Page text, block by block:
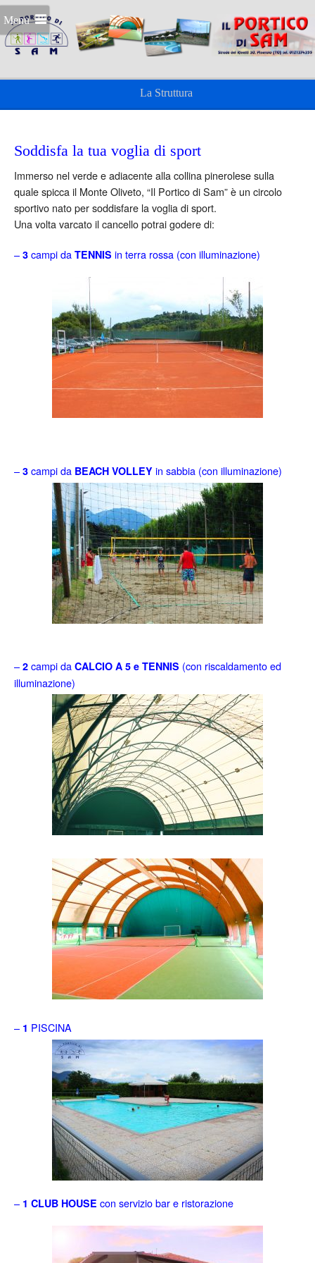
Menu
La Struttura
Soddisfa la tua voglia di sport
Immerso nel verde e adiacente alla collina pinerolese sulla
quale spicca il Monte Oliveto, “Il Portico di Sam” è un circolo
sportivo nato per soddisfare la voglia di sport.
Una volta varcato il cancello potrai godere di:
– 3 campi da TENNIS in terra rossa (con illuminazione)
– 3 campi da BEACH VOLLEY in sabbia (con illuminazione)
– 2 campi da CALCIO A 5 e TENNIS (con riscaldamento ed
illuminazione)
– 1 PISCINA
– 1 CLUB HOUSE con servizio bar e ristorazione